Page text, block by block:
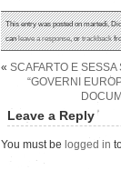
This entry was posted on martedì,
canleave a response, ortrackback
« SCAFARTO E
“GOVERNI
Leave a Reply
You must be logged in